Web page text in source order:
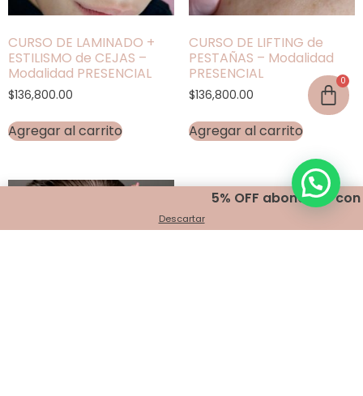
5% OFF abonando con
Descartar
CURSO DE LAMINADO +
ESTILISMO de CEJAS –
Modalidad PRESENCIAL
$136,800.00
Agregar al carrito
CURSO DE LIFTING de
PESTAÑAS – Modalidad
PRESENCIAL
$136,800.00
Agregar al carrito